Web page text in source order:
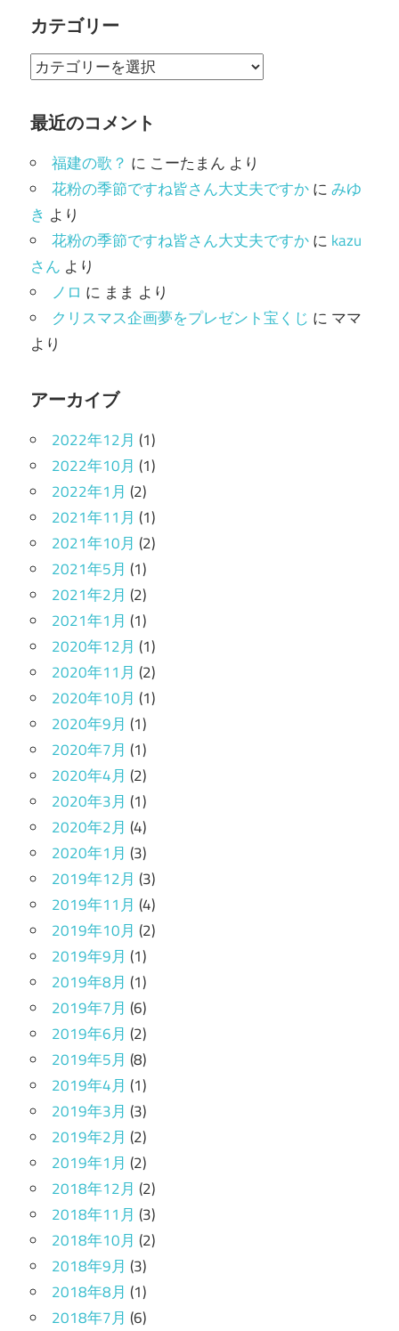
カテゴリー
カ
ゴ
ー
最近のコメント
福建の歌？ に こーたまん より
花粉の季節ですね皆さん大丈夫ですかにみゆ
き より
花粉の季節ですね皆さん大丈夫ですかに kazu
さん より
ノロ に まま より
クリスマス企画夢をプレゼント宝くじ に ママ
より
アーカイブ
2022年12月 (1)
2022年10月 (1)
2022年1月 (2)
2021年11月 (1)
2021年10月 (2)
2021年5月 (1)
2021年2月 (2)
2021年1月 (1)
2020年12月 (1)
2020年11月 (2)
2020年10月 (1)
2020年9月 (1)
2020年7月 (1)
2020年4月 (2)
2020年3月 (1)
2020年2月 (4)
2020年1月 (3)
2019年12月 (3)
2019年11月 (4)
2019年10月 (2)
2019年9月 (1)
2019年8月 (1)
2019年7月 (6)
2019年6月 (2)
2019年5月 (8)
2019年4月 (1)
2019年3月 (3)
2019年2月 (2)
2019年1月 (2)
2018年12月 (2)
2018年11月 (3)
2018年10月 (2)
2018年9月 (3)
2018年8月 (1)
2018年7月 (6)